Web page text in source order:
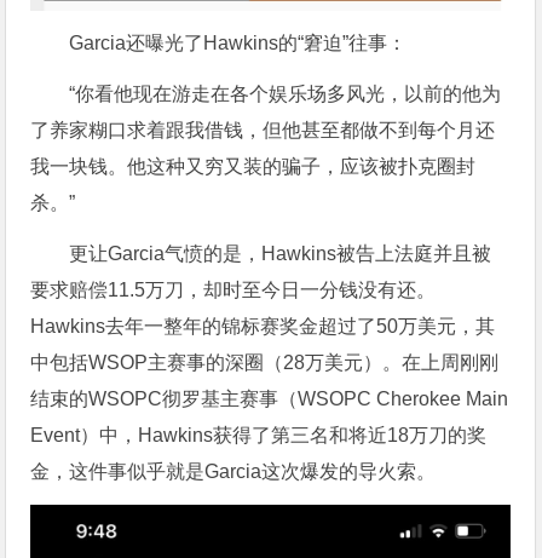
Garcia还曝光了Hawkins的“窘迫”往事：
“你看他现在游走在各个娱乐场多风光，以前的他为
了养家糊口求着跟我借钱，但他甚至都做不到每个月还
我一块钱。他这种又穷又装的骗子，应该被扑克圈封
杀。”
更让Garcia气愤的是，Hawkins被告上法庭并且被
要求赔偿11.5万刀，却时至今日一分钱没有还。
Hawkins去年一整年的锦标赛奖金超过了50万美元，其
中包括WSOP主赛事的深圈（28万美元）。在上周刚刚
结束的WSOPC彻罗基主赛事（WSOPC Cherokee Main
Event）中，Hawkins获得了第三名和将近18万刀的奖
金，这件事似乎就是Garcia这次爆发的导火索。